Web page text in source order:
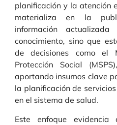
planificación y la atención
materializa en la
información
conocimiento, sino que
de decisiones como el
Protección Social
aportando insumos clave
la planificación de
en el sistema de salud.
Este enfoque evidencia